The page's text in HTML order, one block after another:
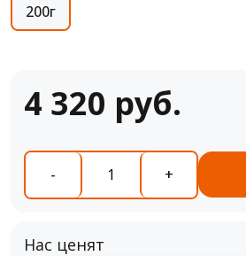
200г
4 320 руб.
- +
Нас ценят